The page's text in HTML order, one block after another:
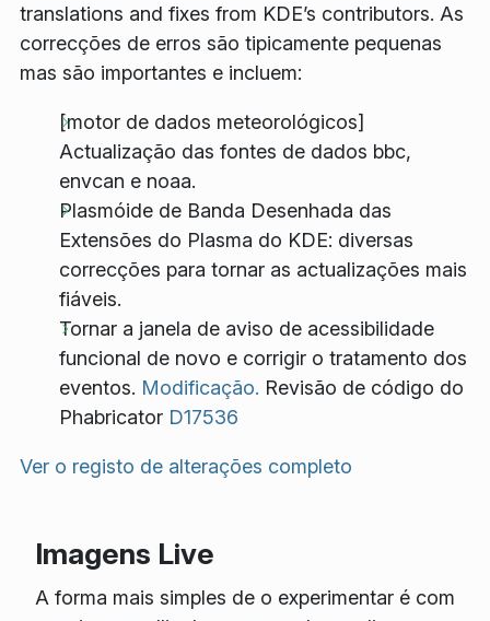
translations and fixes from KDE’s contributors. As
correcções de erros são tipicamente pequenas
mas são importantes e incluem:
[motor de dados meteorológicos]
Actualização das fontes de dados bbc,
envcan e noaa.
Plasmóide de Banda Desenhada das
Extensões do Plasma do KDE: diversas
correcções para tornar as actualizações mais
fiáveis.
Tornar a janela de aviso de acessibilidade
funcional de novo e corrigir o tratamento dos
eventos. Modificação. Revisão de código do
Phabricator D17536
Ver o registo de alterações completo
Imagens Live
A forma mais simples de o experimentar é com